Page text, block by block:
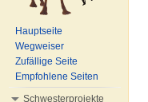
Hauptseite
Wegweiser
Zufällige Seite
Empfohlene Seiten
Schwesterprojekte